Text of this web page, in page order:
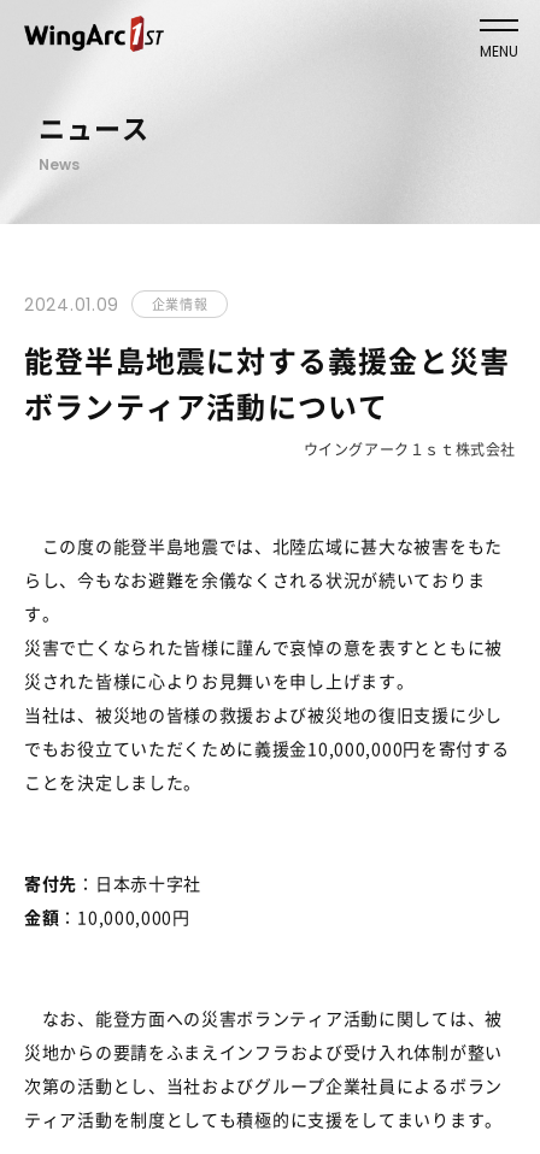
MENU
ニュース
News
2024.01.09 企業情報
能登半島地震に対する義援金と災害
ボランティア活動について
ウイングアーク１ｓｔ株式会社
この度の能登半島地震では、北陸広域に甚大な被害をもた
らし、今もなお避難を余儀なくされる状況が続いておりま
す。
災害で亡くなられた皆様に謹んで哀悼の意を表すとともに被
災された皆様に心よりお見舞いを申し上げます。
当社は、被災地の皆様の救援および被災地の復旧支援に少し
でもお役立ていただくために義援金10,000,000円を寄付する
ことを決定しました。
寄付先 ：日本赤十字社
金額 ： 10,000,000円
なお、能登方面への災害ボランティア活動に関しては、被
災地からの要請をふまえインフラおよび受け入れ体制が整い
次第の活動と し、 当社およびグループ企業社員による ボラン
ティア活動を制度としても積極的に支援をしてまいります。